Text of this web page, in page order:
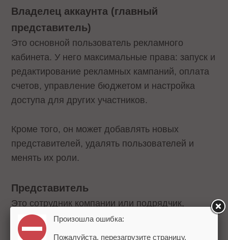
Владелец аккаунта (главный
представитель)
Это основной пользователь рекламного
кабинета. У него максимальные права: запуск и
редактирование рекламных кампаний, оплата
счетов, управление бюджетом и настройка
доступа для других участников.
Кроме того, он может добавлять новых
представителей, удалять пользователей и
менять их роли.
Представитель
Это сотрудник компании или подрядчик,
приглашенный для работы с рекламой. Он
получает доступ к кабинету и может выполнять
Произошла ошибка:
Пожалуйста, перезагрузите страницу.